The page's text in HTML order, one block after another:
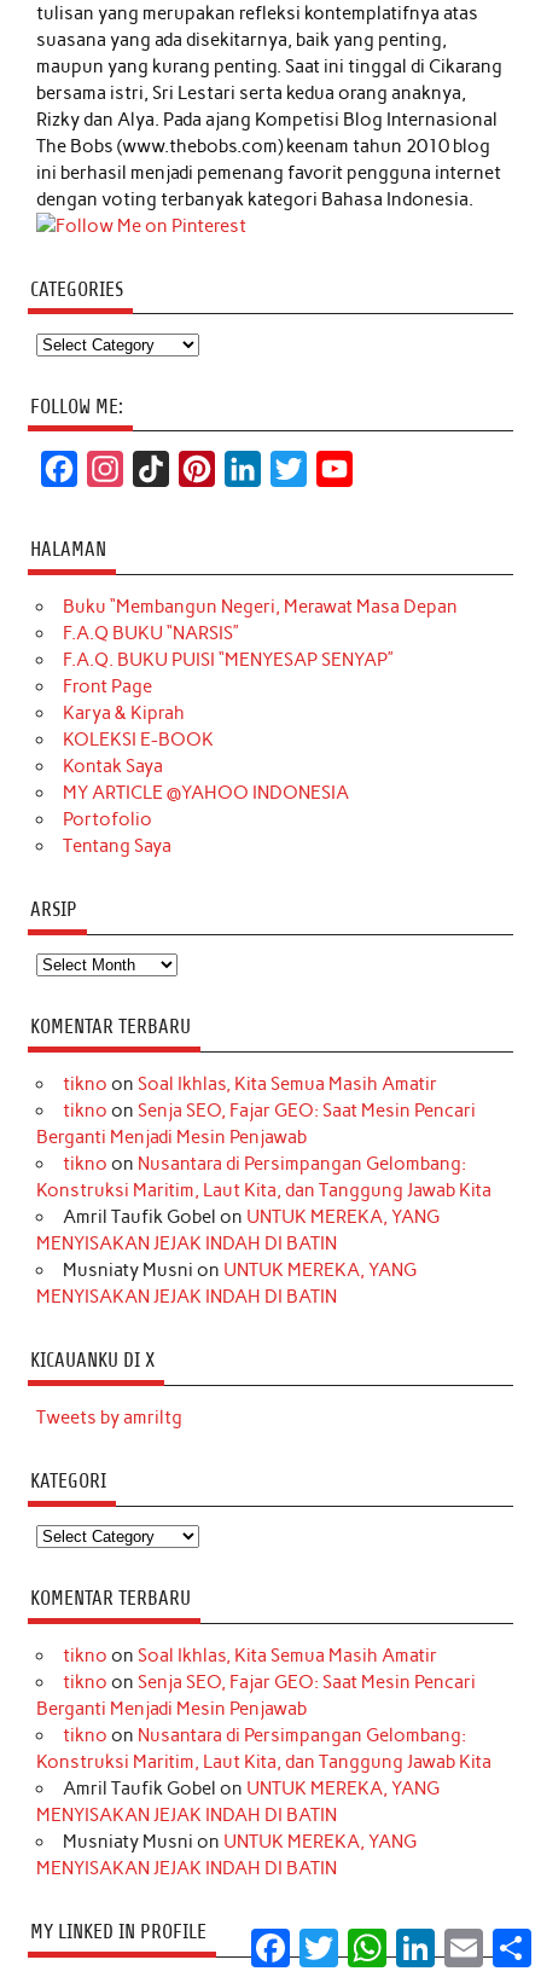
tulisan yang merupakan refleksi kontemplatifnya atas
suasana yang ada disekitarnya, baik yang penting,
maupun yang kurang penting. Saat ini tinggal di Cikarang
bersama istri, Sri Lestari serta kedua orang anaknya,
Rizky dan Alya. Pada ajang Kompetisi Blog Internasional
The Bobs (www.thebobs.com) keenam tahun 2010 blog
ini berhasil menjadi pemenang favorit pengguna internet
dengan voting terbanyak kategori Bahasa Indonesia.
CATEGORIES
Categories
FOLLOW ME:
c
e
b
o
o
k
t
a
g
r
a
m
T
o
k
t
e
r
k
e
d
t
t
e
T
u
b
HALAMAN
Buku “Membangun Negeri, Merawat Masa Depan
F.A.Q BUKU “NARSIS”
F.A.Q. BUKU PUISI “MENYESAP SENYAP”
Front Page
Karya & Kiprah
KOLEKSI E-BOOK
Kontak Saya
MY ARTICLE @YAHOO INDONESIA
Portofolio
Tentang Saya
ARSIP
Arsip
KOMENTAR TERBARU
tikno on Soal Ikhlas, Kita Semua Masih Amatir
tikno on Senja SEO, Fajar GEO: Saat Mesin Pencari
Berganti Menjadi Mesin Penjawab
tikno on Nusantara di Persimpangan Gelombang:
Konstruksi Maritim, Laut Kita, dan Tanggung Jawab Kita
Amril Taufik Gobel on UNTUK MEREKA, YANG
MENYISAKAN JEJAK INDAH DI BATIN
Musniaty Musni on UNTUK MEREKA, YANG
MENYISAKAN JEJAK INDAH DI BATIN
KICAUANKU DI X
Tweets by amriltg
KATEGORI
Kategori
KOMENTAR TERBARU
tikno on Soal Ikhlas, Kita Semua Masih Amatir
tikno on Senja SEO, Fajar GEO: Saat Mesin Pencari
Berganti Menjadi Mesin Penjawab
tikno on Nusantara di Persimpangan Gelombang:
Konstruksi Maritim, Laut Kita, dan Tanggung Jawab Kita
Amril Taufik Gobel on UNTUK MEREKA, YANG
MENYISAKAN JEJAK INDAH DI BATIN
Musniaty Musni on UNTUK MEREKA, YANG
MENYISAKAN JEJAK INDAH DI BATIN
MY LINKED IN PROFILE Facebook
Twitter WhatsApp
LinkedInEmail